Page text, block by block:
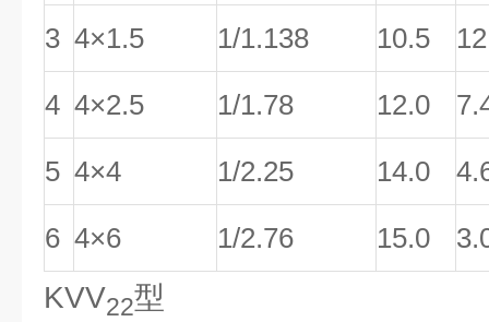
3 4×1.5 1/1.138 10.5
4 4×2.5 1/1.78 12.0
5 4×4 1/2.25 14.0
6 4×6 1/2.76 15.0
KVV22型